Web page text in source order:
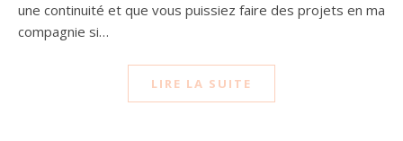
une continuité et que vous puissiez faire des projets en ma
compagnie si…
LIRE LA SUITE